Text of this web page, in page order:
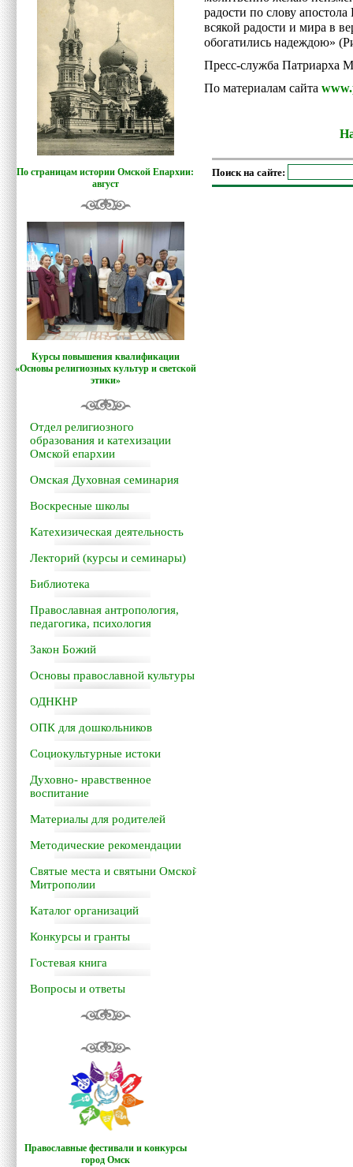
По страницам истории Омской Епархии:
август
Курсы повышения квалификации
«Основы религиозных культур и светской
этики»
Отдел религиозного
образования и катехизации
Омской епархии
Омская Духовная семинария
Воскресные школы
Катехизическая деятельность
Лекторий (курсы и семинары)
Библиотека
Православная антропология,
педагогика, психология
Закон Божий
Основы православной культуры
ОДНКНР
ОПК для дошкольников
Социокультурные истоки
Духовно- нравственное
воспитание
Материалы для родителей
Методические рекомендации
Святые места и святыни Омской
Митрополии
Каталог организаций
Конкурсы и гранты
Гостевая книга
Вопросы и ответы
Православные фестивали и конкурсы
город Омск
радости по слову
всякой радости и мира в
обогатились надеждою»
Пресс-служба Патриарха
По материалам сайта
Поиск на сайте: